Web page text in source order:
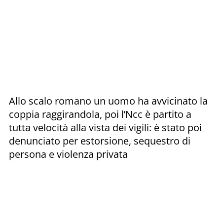
Allo scalo romano un uomo ha avvicinato la
coppia raggirandola, poi l’Ncc è partito a
tutta velocità alla vista dei vigili: è stato poi
denunciato per estorsione, sequestro di
persona e violenza privata